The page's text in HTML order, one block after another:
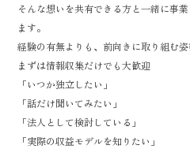
そんな想いを共有できる方と一緒に事
ます。
経験の有無よりも、前向きに取り組む
まずは情報収集だけでも大歓迎
「いつか独立したい」
「話だけ聞いてみたい」
「法人として検討している」
「実際の収益モデルを知りたい」